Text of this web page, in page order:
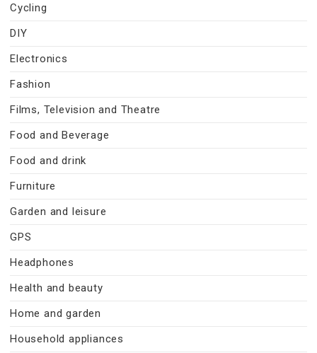
Cycling
DIY
Electronics
Fashion
Films, Television and Theatre
Food and Beverage
Food and drink
Furniture
Garden and leisure
GPS
Headphones
Health and beauty
Home and garden
Household appliances